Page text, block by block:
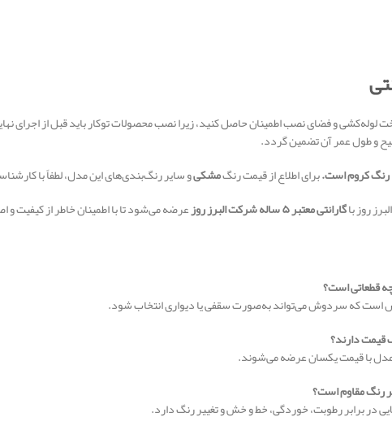
لوله‌کشی و فضای نصب اطمینان حاصل کنید، زیرا نصب محصولات توکار باید قبل از
و طول عمر آن تضمین گردد.
کروم است.برای اطلاع از قیمت رنگمشکیو سایر رنگ‌بندی‌های این مدل، لطفاً با
گارانتی معتبر ۵ ساله شرکت البرز روز عرضه می‌شود تا با اطمینان خاطر از کیفیت
قیمت دارند؟
مدل با قیمت یکسان عرضه می‌شوند.
رنگ مقاوم است؟